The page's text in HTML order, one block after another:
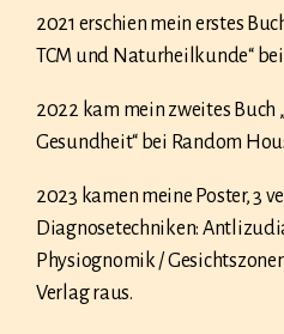
2021 erschien mein erstes
TCM und Naturheilkunde“ bei
2022 kam mein zweites Buch
Gesundheit“ bei Random
2023 kamen meine Poster, 3
Diagnosetechniken:
Physiognomik /
Verlag raus.